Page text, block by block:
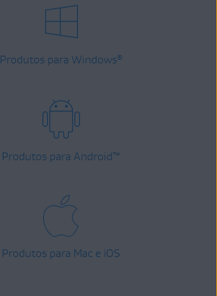
Produtos para Windows®
Produtos para Android™
Produtos para Mac e iOS